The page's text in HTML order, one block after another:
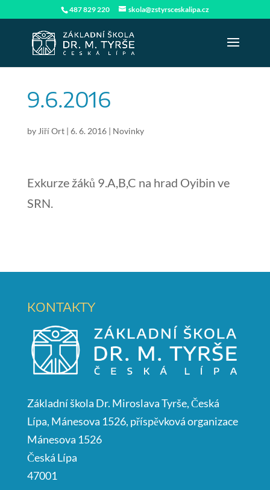
487 829 220 skola@zstyrsceskalipa.cz
9.6.2016
by Jiří Ort| 6. 6. 2016| Novinky
Exkurze žáků 9.A,B,C na hrad Oyibin ve
SRN.
KONTAKTY
Základní škola Dr. Miroslava Tyrše, Česká
Lípa, Mánesova 1526, příspěvková organizace
Mánesova 1526
Česká Lípa
47001